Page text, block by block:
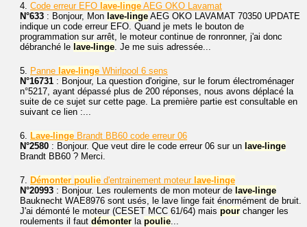
4. Code erreur EFO lave-linge AEG OKO Lavamat
N°633 : Bonjour, Mon lave-linge AEG OKO LAVAMAT 70350 UPDATE
indique un code erreur EFO. Quand je mets le bouton de
programmation sur arrêt, le moteur continue de ronronner, j'ai donc
débranché le lave-linge. Je me suis adressée...
5. Panne lave-linge Whirlpool 6 sens
N°16731 : Bonjour, La question d'origine, sur le forum électroménager
n°5217, ayant dépassé plus de 200 réponses, nous avons déplacé la
suite de ce sujet sur cette page. La première partie est consultable en
suivant ce lien :...
6. Lave-linge Brandt BB60 code erreur 06
N°2580 : Bonjour. Que veut dire le code erreur 06 sur un lave-linge
Brandt BB60 ? Merci.
7. Démonter poulie d'entrainement moteur lave-linge
N°20993 : Bonjour. Les roulements de mon moteur de lave-linge
Bauknecht WAE8976 sont usés, le lave linge fait énormément de bruit.
J'ai démonté le moteur (CESET MCC 61/64) mais pour changer les
roulements il faut démonter la poulie...